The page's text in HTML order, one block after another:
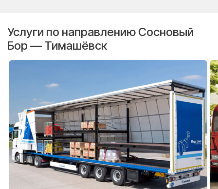
Услуги по направлению Сосновый
Бор — Тимашёвск